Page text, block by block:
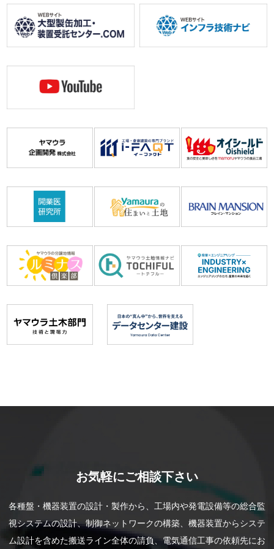
お気軽にご相談下さい
各種盤・機器装置の設計・製作から、工場内や発電設備等の総合監
視システムの設計、制御ネットワークの構築、機器装置からシステ
ム設計を含めた搬送ライン全体の請負、電気通信工事の依頼先にお